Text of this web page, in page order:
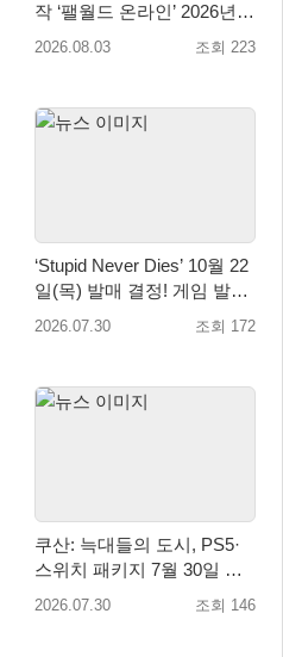
작 ‘팰월드 온라인’ 2026년
출시 예정
2026.08.03 조회 223
‘Stupid Never Dies’ 10월 22
일(목) 발매 결정! 게임 발매
에 앞서 주제가 음원 선공개
2026.07.30 조회 172
쿠산: 늑대들의 도시, PS5·
스위치 패키지 7월 30일 국
내 정식 출시
2026.07.30 조회 146